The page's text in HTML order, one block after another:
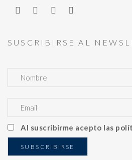
SUSCRIBIRSE AL
Al suscribirme acepto las